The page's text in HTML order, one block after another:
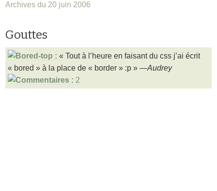
Archives du 20 juin 2006
Gouttes
« Tout à l’heure en faisant du css j’ai écrit
« bored » à la place de « border » :p » —Audrey
2